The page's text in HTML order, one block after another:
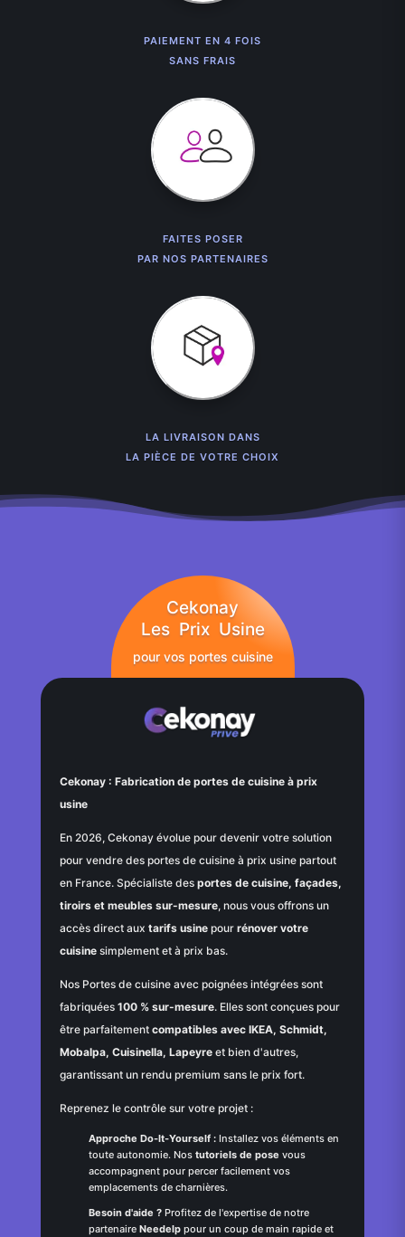
PAIEMENT EN 4 FOIS
SANS FRAIS
FAITES POSER
PAR NOS PARTENAIRES
LA LIVRAISON DANS
LA PIÈCE DE VOTRE CHOIX
Cekonay
Les Prix Usine
pour vos portes cuisine
Cekonay : Fabrication de portes de cuisine à prix
usine
En 2026, Cekonay évolue pour devenir votre solution
pour vendre des portes de cuisine à prix usine partout
en France. Spécialiste des portes de cuisine, façades,
tiroirs et meubles sur-mesure, nous vous offrons un
accès direct aux tarifs usinepour rénover votre
cuisinesimplement et à prix bas.
Nos Portes de cuisine avec poignées intégrées sont
fabriquées 100 % sur-mesure. Elles sont conçues pour
être parfaitement compatibles avec IKEA, Schmidt,
Mobalpa, Cuisinella, Lapeyreet bien d'autres,
garantissant un rendu premium sans le prix fort.
Reprenez le contrôle sur votre projet :
Approche Do-It-Yourself :Installez vos éléments en
toute autonomie. Nos tutoriels de pose vous
accompagnent pour percer facilement vos
emplacements de charnières.
Besoin d'aide ?Profitez de l'expertise de notre
partenaire Needelppour un coup de main rapide et